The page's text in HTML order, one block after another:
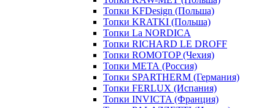
Топки KFDesign (Польша)
Топки KRATKI (Польша)
Топки La NORDICA
Топки RICHARD LE DROFF
Топки ROMOTOP (Чехия)
Топки МЕТА (Россия)
Топки SPARTHERM (Германия)
Топки FERLUX (Испания)
Топки INVICTA (Франция)